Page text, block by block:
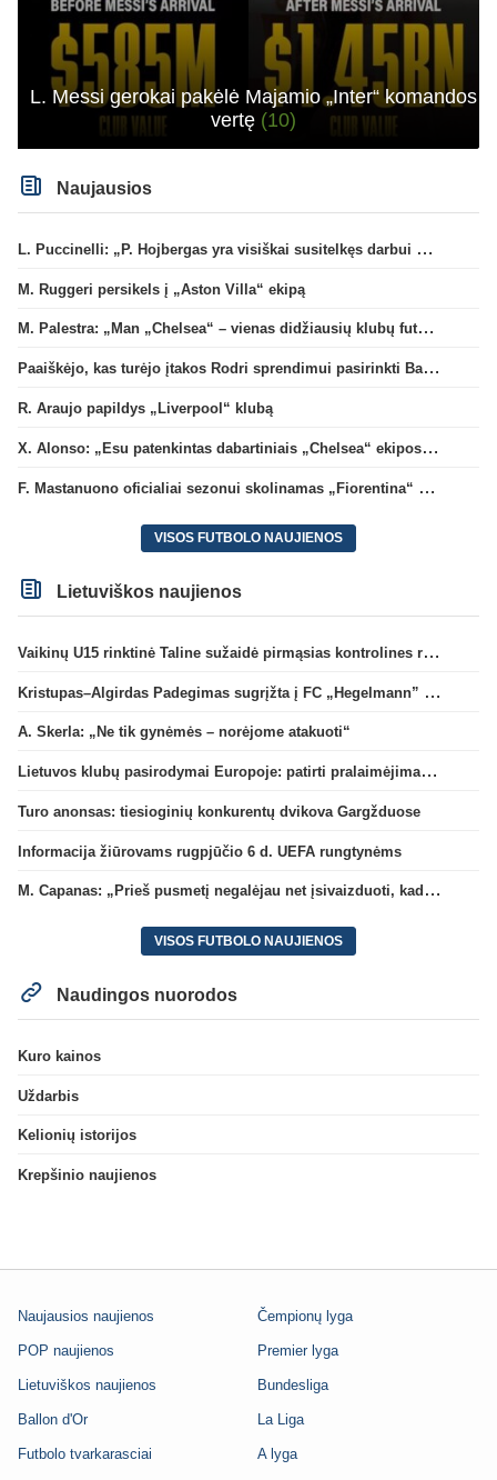
L. Messi gerokai pakėlė Majamio „Inter“ komandos
vertę (10)
Naujausios
L. Puccinelli: „P. Hojbergas yra visiškai susitelkęs darbui Marselyje“
M. Ruggeri persikels į „Aston Villa“ ekipą
M. Palestra: „Man „Chelsea“ – vienas didžiausių klubų futbole“
Paaiškėjo, kas turėjo įtakos Rodri sprendimui pasirinkti Barselonos pusę
R. Araujo papildys „Liverpool“ klubą
X. Alonso: „Esu patenkintas dabartiniais „Chelsea“ ekipos vartininkais“
F. Mastanuono oficialiai sezonui skolinamas „Fiorentina“ ekipai
VISOS FUTBOLO NAUJIENOS
Lietuviškos naujienos
Vaikinų U15 rinktinė Taline sužaidė pirmąsias kontrolines rungtynes
Kristupas–Algirdas Padegimas sugrįžta į FC „Hegelmann” B sudėtį
A. Skerla: „Ne tik gynėmės – norėjome atakuoti“
Lietuvos klubų pasirodymai Europoje: patirti pralaimėjimai Kroatijos atstovams
Turo anonsas: tiesioginių konkurentų dvikova Gargžduose
Informacija žiūrovams rugpjūčio 6 d. UEFA rungtynėms
M. Capanas: „Prieš pusmetį negalėjau net įsivaizduoti, kad žaisime prieš „Hajduk“
VISOS FUTBOLO NAUJIENOS
Naudingos nuorodos
Kuro kainos
Uždarbis
Kelionių istorijos
Krepšinio naujienos
Naujausios naujienos
POP naujienos
Lietuviškos naujienos
Ballon d'Or
Futbolo tvarkarasciai
Čempionų lyga
Premier lyga
Bundesliga
La Liga
A lyga